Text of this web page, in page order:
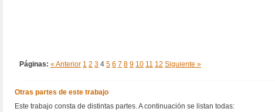
Páginas: « Anterior 1 2 3 4 5 6 7 8 9 10 11 12 Siguiente »
Otras partes de este trabajo
Este trabajo consta de distintas partes. A continuación se listan todas: